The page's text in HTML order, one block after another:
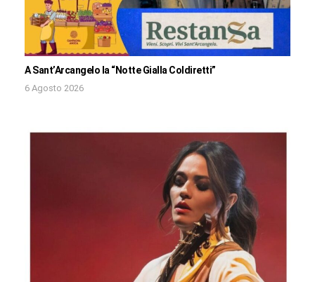
A Sant’Arcangelo la “Notte Gialla Coldiretti”
6 Agosto 2026